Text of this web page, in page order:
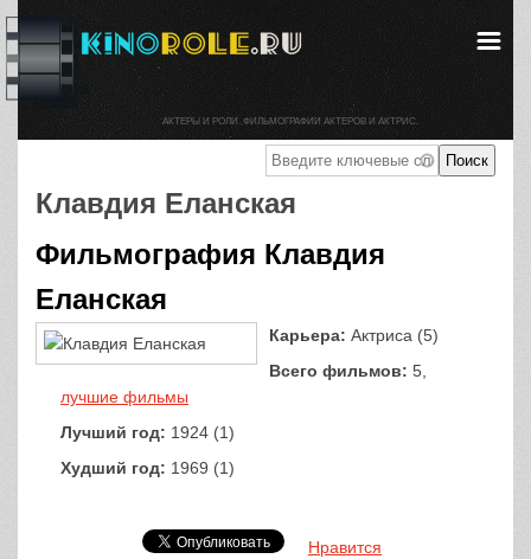
Клавдия Еланская
Фильмография Клавдия
Еланская
Карьера: Актриса (5)
Всего фильмов: 5,
лучшие фильмы
Лучший год: 1924 (1)
Худший год: 1969 (1)
Нравится
АКТЕРЫ И РОЛИ. ФИЛЬМОГРАФИИ АКТЕРОВ И АКТРИС.